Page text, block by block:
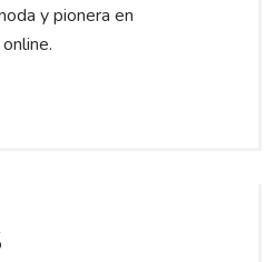
y pionera en